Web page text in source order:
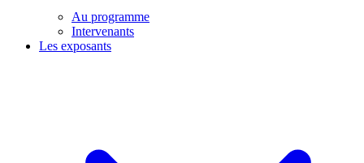
Au programme
Intervenants
Les exposants